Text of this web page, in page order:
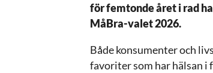
för femtonde året i rad
MåBra-valet 2026.
Både konsumenter och
favoriter som har hälsan i